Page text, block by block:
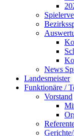
News
Landesmeister
Funktionäre /
Vorstand